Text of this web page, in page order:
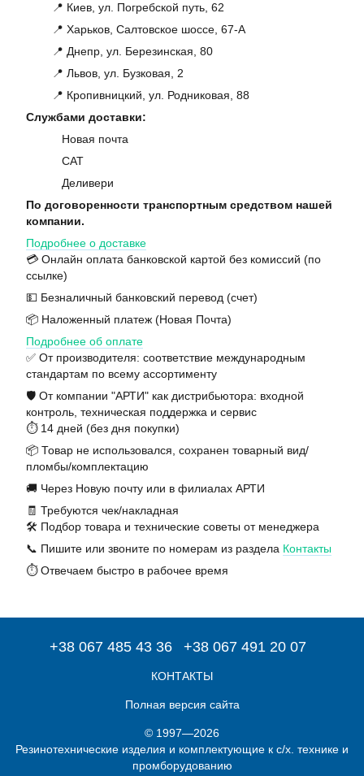
📍 Киев, ул. Погребской путь, 62
📍 Харьков, Салтовское шоссе, 67-А
📍 Днепр, ул. Березинская, 80
📍 Львов, ул. Бузковая, 2
📍 Кропивницкий, ул. Родниковая, 88
Службами доставки:
Новая почта
САТ
Деливери
По договоренности транспортным средством нашей
компании.
Подробнее о доставке
💳 Онлайн оплата банковской картой без комиссий (по
ссылке)
💵 Безналичный банковский перевод (счет)
📦 Наложенный платеж (Новая Почта)
Подробнее об оплате
✅ От производителя: соответствие международным
стандартам по всему ассортименту
🛡️ От компании "АРТИ" как дистрибьютора: входной
контроль, техническая поддержка и сервис
⏱️ 14 дней (без дня покупки)
📦 Товар не использовался, сохранен товарный вид/
пломбы/комплектацию
🚚 Через Новую почту или в филиалах АРТИ
🧾 Требуются чек/накладная
🛠️ Подбор товара и технические советы от менеджера
📞 Пишите или звоните по номерам из раздела Контакты
⏱️ Отвечаем быстро в рабочее время
+38 067 485 43 36 +38 067 491 20 07
КОНТАКТЫ
Полная версия сайта
© 1997—2026
Резинотехнические изделия и комплектующие к с/х. технике и
промборудованию